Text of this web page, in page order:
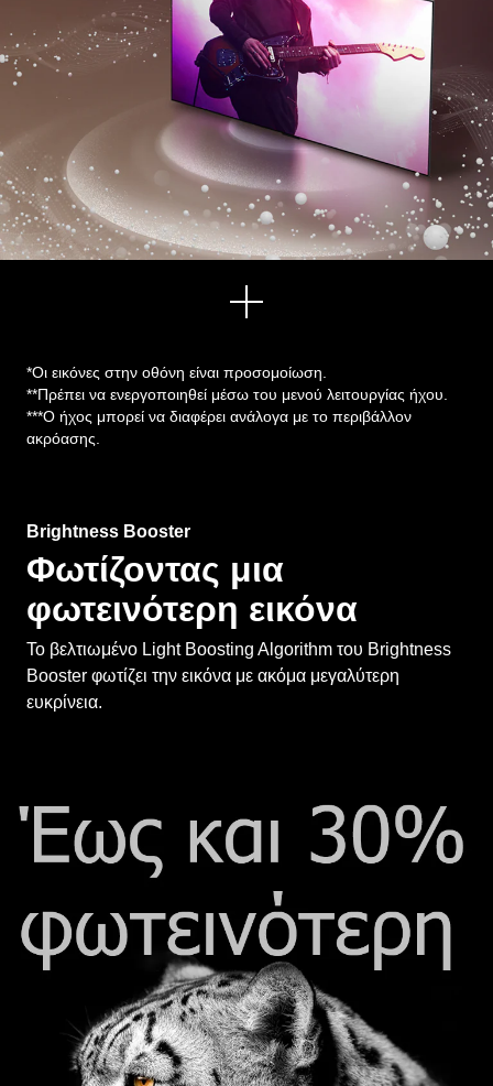
Δείτ
ε
περ
ρα
***Ο ήχος μπορεί να διαφέρει ανάλογα με το περιβάλλον
ακρόασης.
Φωτίζοντας μια
φωτεινότερη εικόνα
Το βελτιωμένο Light Boosting Algorithm του Brightness
Booster φωτίζει την εικόνα με ακόμα μεγαλύτερη
ευκρίνεια.